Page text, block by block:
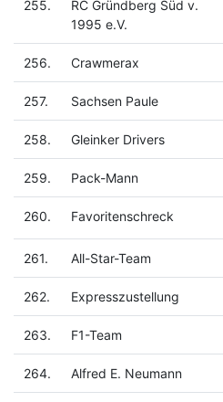
255.
RC Gründberg Süd v.
1995 e.V.
256. Crawmerax
257. Sachsen Paule
258. Gleinker Drivers
259. Pack-Mann
260. Favoritenschreck
261. All-Star-Team
262. Expresszustellung
263. F1-Team
264. Alfred E. Neumann